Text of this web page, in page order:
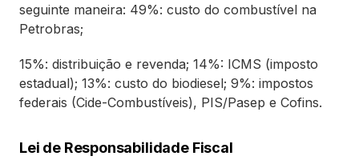
seguinte maneira: 49%: custo do combustível na
Petrobras;
15%: distribuição e revenda; 14%: ICMS (imposto
estadual); 13%: custo do biodiesel; 9%: impostos
federais (Cide-Combustíveis), PIS/Pasep e Cofins.
Lei de Responsabilidade Fiscal